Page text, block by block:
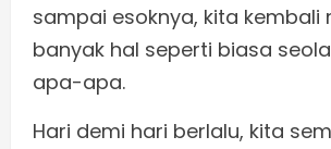
sampai esoknya, kita kembali
banyak hal seperti biasa
apa-apa.
Hari demi hari berlalu, kita